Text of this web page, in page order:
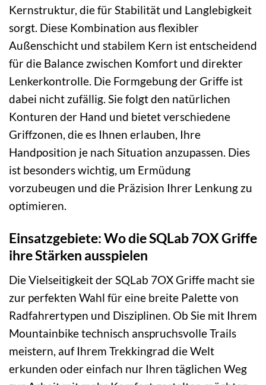
Kernstruktur, die für Stabilität und Langlebigkeit
sorgt. Diese Kombination aus flexibler
Außenschicht und stabilem Kern ist entscheidend
für die Balance zwischen Komfort und direkter
Lenkerkontrolle. Die Formgebung der Griffe ist
dabei nicht zufällig. Sie folgt den natürlichen
Konturen der Hand und bietet verschiedene
Griffzonen, die es Ihnen erlauben, Ihre
Handposition je nach Situation anzupassen. Dies
ist besonders wichtig, um Ermüdung
vorzubeugen und die Präzision Ihrer Lenkung zu
optimieren.
Einsatzgebiete: Wo die SQLab 7OX Griffe
ihre Stärken ausspielen
Die Vielseitigkeit der SQLab 7OX Griffe macht sie
zur perfekten Wahl für eine breite Palette von
Radfahrertypen und Disziplinen. Ob Sie mit Ihrem
Mountainbike technisch anspruchsvolle Trails
meistern, auf Ihrem Trekkingrad die Welt
erkunden oder einfach nur Ihren täglichen Weg